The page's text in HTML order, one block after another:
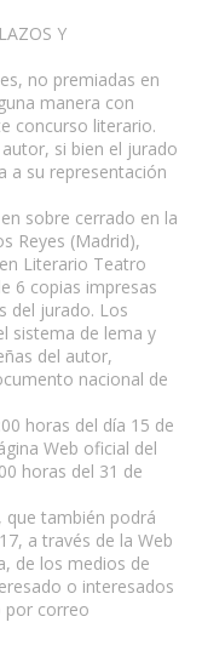
Y
no premiadas en
manera con
concurso literario.
si bien el jurado
a su representación
sobre cerrado en la
Reyes (Madrid),
Literario Teatro
6 copias impresas
del jurado. Los
sistema de lema y
del autor,
nacional de
horas del día 15 de
Web oficial del
horas del 31 de
que también podrá
a través de la Web
de los medios de
o interesados
por correo